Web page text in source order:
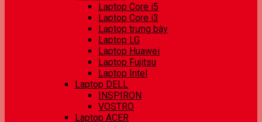
Laptop Core i5
Laptop Core i3
Laptop trưng bày
Laptop LG
Laptop Huawei
Laptop Fujitsu
Laptop Intel
Laptop DELL
INSPIRON
VOSTRO
Laptop ACER